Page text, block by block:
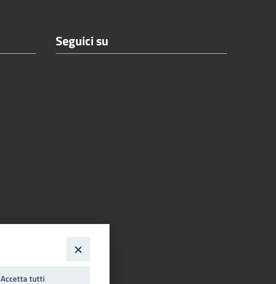
Seguici su
Accetta tutti